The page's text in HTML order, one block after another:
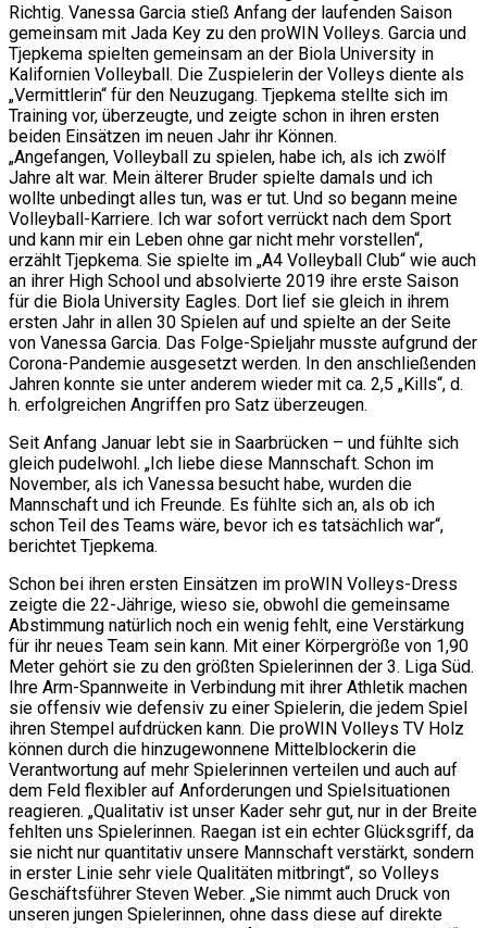
Richtig. Vanessa Garcia stieß Anfang der laufenden Saison
gemeinsam mit Jada Key zu den proWIN Volleys. Garcia und
Tjepkema spielten gemeinsam an der Biola University in
Kalifornien Volleyball. Die Zuspielerin der Volleys diente als
„Vermittlerin“ für den Neuzugang. Tjepkema stellte sich im
Training vor, überzeugte, und zeigte schon in ihren ersten
beiden Einsätzen im neuen Jahr ihr Können.
„Angefangen, Volleyball zu spielen, habe ich, als ich zwölf
Jahre alt war. Mein älterer Bruder spielte damals und ich
wollte unbedingt alles tun, was er tut. Und so begann meine
Volleyball-Karriere. Ich war sofort verrückt nach dem Sport
und kann mir ein Leben ohne gar nicht mehr vorstellen“,
erzählt Tjepkema. Sie spielte im „A4 Volleyball Club“ wie auch
an ihrer High School und absolvierte 2019 ihre erste Saison
für die Biola University Eagles. Dort lief sie gleich in ihrem
ersten Jahr in allen 30 Spielen auf und spielte an der Seite
von Vanessa Garcia. Das Folge-Spieljahr musste aufgrund der
Corona-Pandemie ausgesetzt werden. In den anschließenden
Jahren konnte sie unter anderem wieder mit ca. 2,5 „Kills“, d.
h. erfolgreichen Angriffen pro Satz überzeugen.
Seit Anfang Januar lebt sie in Saarbrücken – und fühlte sich
gleich pudelwohl. „Ich liebe diese Mannschaft. Schon im
November, als ich Vanessa besucht habe, wurden die
Mannschaft und ich Freunde. Es fühlte sich an, als ob ich
schon Teil des Teams wäre, bevor ich es tatsächlich war“,
berichtet Tjepkema.
Schon bei ihren ersten Einsätzen im proWIN Volleys-Dress
zeigte die 22-Jährige, wieso sie, obwohl die gemeinsame
Abstimmung natürlich noch ein wenig fehlt, eine Verstärkung
für ihr neues Team sein kann. Mit einer Körpergröße von 1,90
Meter gehört sie zu den größten Spielerinnen der 3. Liga Süd.
Ihre Arm-Spannweite in Verbindung mit ihrer Athletik machen
sie offensiv wie defensiv zu einer Spielerin, die jedem Spiel
ihren Stempel aufdrücken kann. Die proWIN Volleys TV Holz
können durch die hinzugewonnene Mittelblockerin die
Verantwortung auf mehr Spielerinnen verteilen und auch auf
dem Feld flexibler auf Anforderungen und Spielsituationen
reagieren. „Qualitativ ist unser Kader sehr gut, nur in der Breite
fehlten uns Spielerinnen. Raegan ist ein echter Glücksgriff, da
sie nicht nur quantitativ unsere Mannschaft verstärkt, sondern
in erster Linie sehr viele Qualitäten mitbringt“, so Volleys
Geschäftsführer Steven Weber. „Sie nimmt auch Druck von
unseren jungen Spielerinnen, ohne dass diese auf direkte